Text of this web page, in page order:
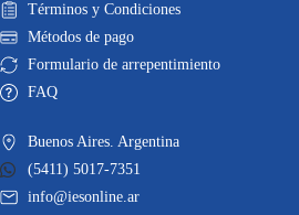
Términos y Condiciones
Métodos de pago
Formulario de arrepentimiento
FAQ
Buenos Aires. Argentina
(5411) 5017-7351
info@iesonline.ar